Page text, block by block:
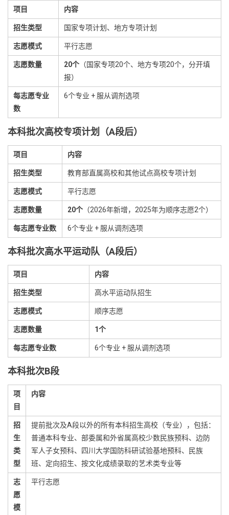
项目 内容
招生类型 国家专项计划、地方专项计划
志愿模式 平行志愿
志愿数量 20个 （国家专项20个、地方专项20个，分开填
报）
每志愿专业
数
6个专业 + 服从调剂选项
本科批次高校专项计划（A段后）
项目 内容
招生类型 教育部直属高校和其他试点高校专项计划
志愿模式 平行志愿
志愿数量 20个 （2026年新增，2025年为顺序志愿2个）
每志愿专业数 6个专业 + 服从调剂选项
本科批次高水平运动队（A段后）
项目 内容
招生类型 高水平运动队招生
志愿模式 顺序志愿
志愿数量 1个
每志愿专业数 6个专业 + 服从调剂选项
本科批次B段
项
目
内容
招
生
类
型
提前批次及A段以外的所有本科招生高校（专业），包括：
普通本科专业、部委属和外省属高校少数民族预科、边防
军人子女预科、四川大学国防科研试验基地预科、民族
班、定向招生、按文化成绩录取的艺术类专业等
志
愿
模
平行志愿